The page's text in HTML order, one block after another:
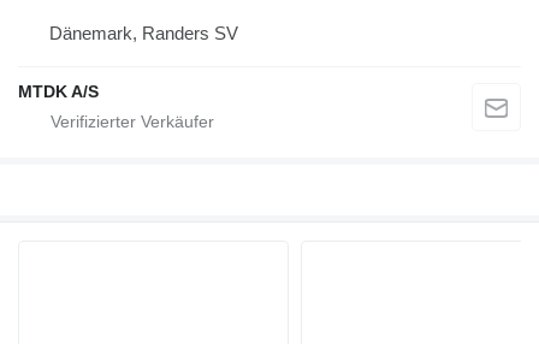
Dänemark, Randers SV
MTDK A/S